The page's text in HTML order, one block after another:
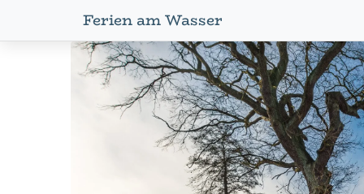
Ferien am Wasser